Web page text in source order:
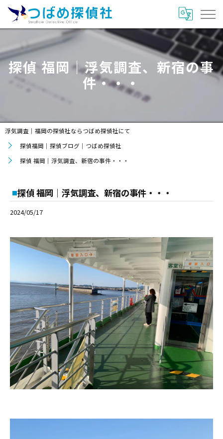
探偵 福岡｜浮気調査、新宿の事
件・・・
浮気調査｜福岡の探偵社ならつばめ探偵社にて
探偵福岡｜探偵ブログ｜つばめ探偵社
探偵 福岡｜浮気調査、新宿の事件・・・
探偵 福岡｜浮気調査、新宿の事件・・・
2024/05/17